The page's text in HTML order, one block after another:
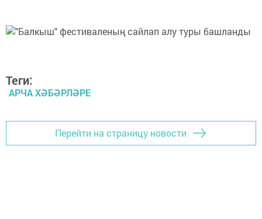
Теги:
АРЧА ХӘБӘРЛӘРЕ
Перейти на страницу новости